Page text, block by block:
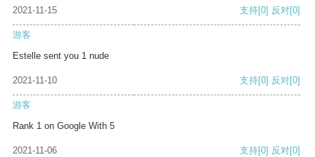
2021-11-15 支持[0] 反对[0]
游客
Estelle sent you 1 nude
2021-11-10 支持[0] 反对[0]
游客
Rank 1 on Google With 5
2021-11-06 支持[0] 反对[0]